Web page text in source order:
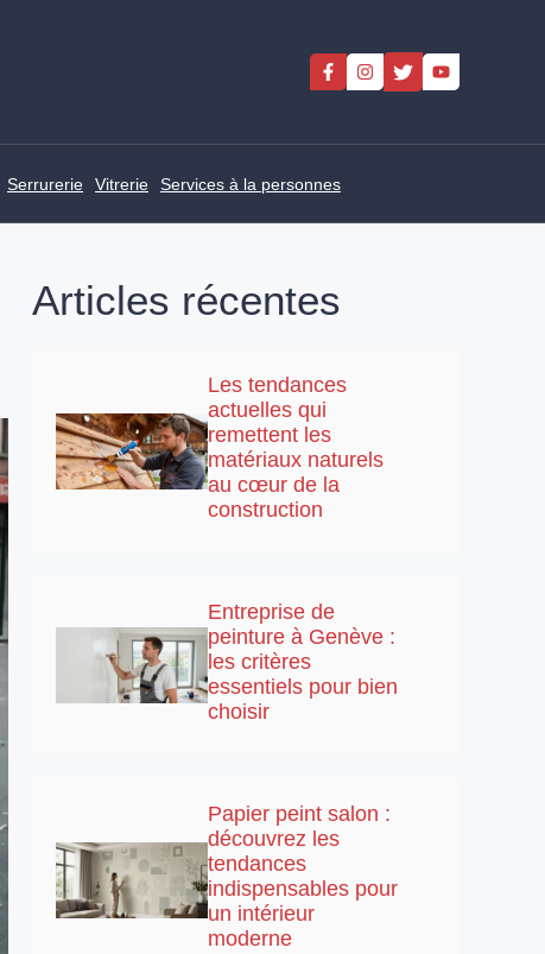
Serrurerie Vitrerie Services à la personnes
Articles récentes
Les tendances
actuelles qui
remettent les
matériaux naturels
au cœur de la
construction
Entreprise de
peinture à Genève :
les critères
essentiels pour bien
choisir
Papier peint salon :
découvrez les
tendances
indispensables pour
un intérieur
moderne